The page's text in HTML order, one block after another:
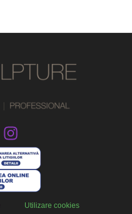
Utilizare cookies